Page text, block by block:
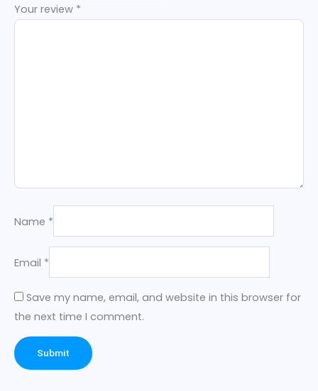
Your review *
Name *
Email *
Save my name, email, and website in this browser for
the next time I comment.